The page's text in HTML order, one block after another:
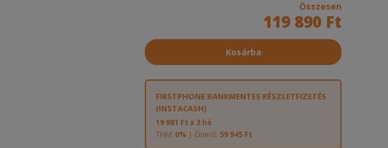
Összesen
119 890 Ft
Kosárba
FIRSTPHONE BANKMENTES RÉSZLETFIZETÉS
(INSTACASH)
19 981 Ft x 3 hó
THM: 0% | Önerő: 59 945 Ft